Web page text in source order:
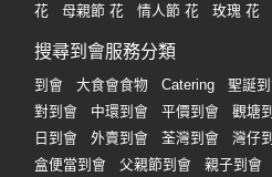
花
母親節 花 情人節 花 玫瑰 花
搜尋到會服務分類
到會 大食會食物 Catering 聖誕
對到會
中環到會 平價到會 觀塘
日到會
外賣到會 荃灣到會 灣仔
盒便當到會
父親節到會 親子到會